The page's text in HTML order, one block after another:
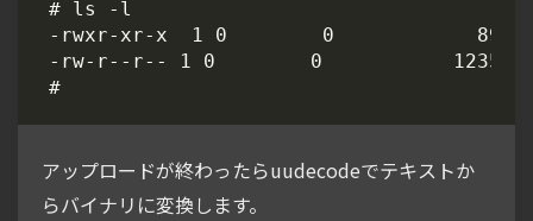
アップロードが終わったらuudecodeでテキストか
らバイナリに変換します。